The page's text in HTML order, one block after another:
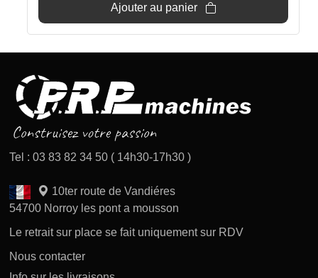
Ajouter au panier
Tel : 03 83 82 34 50 ( 14h30-17h30 )
10ter route de Vandiéres
54700 Norroy les pont a mousson
Le retrait sur place se fait uniquement sur RDV
Nous contacter